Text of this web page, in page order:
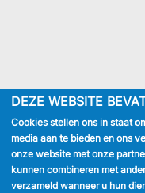
DEZE WEBSITE
Cookies stellen ons in staat
media aan te bieden en ons
onze website met onze
kunnen combineren met
verzameld wanneer u hun